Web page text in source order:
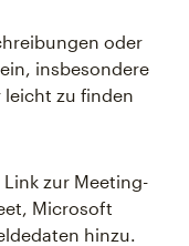
oder
insbesondere
zu finden
zur Meeting-
Microsoft
hinzu.